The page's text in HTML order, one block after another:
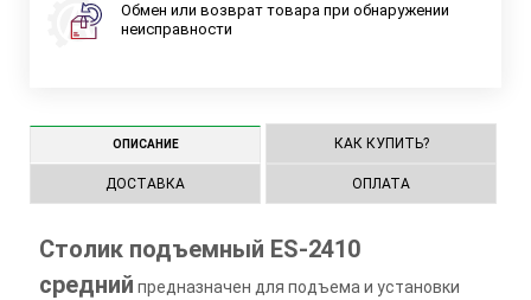
Обмен или возврат товара при обнаружении
неисправности
ОПИСАНИЕ КАК КУПИТЬ?
ДОСТАВКА ОПЛАТА
Столик подъемный ES-2410
средний предназначен для подъема и установки